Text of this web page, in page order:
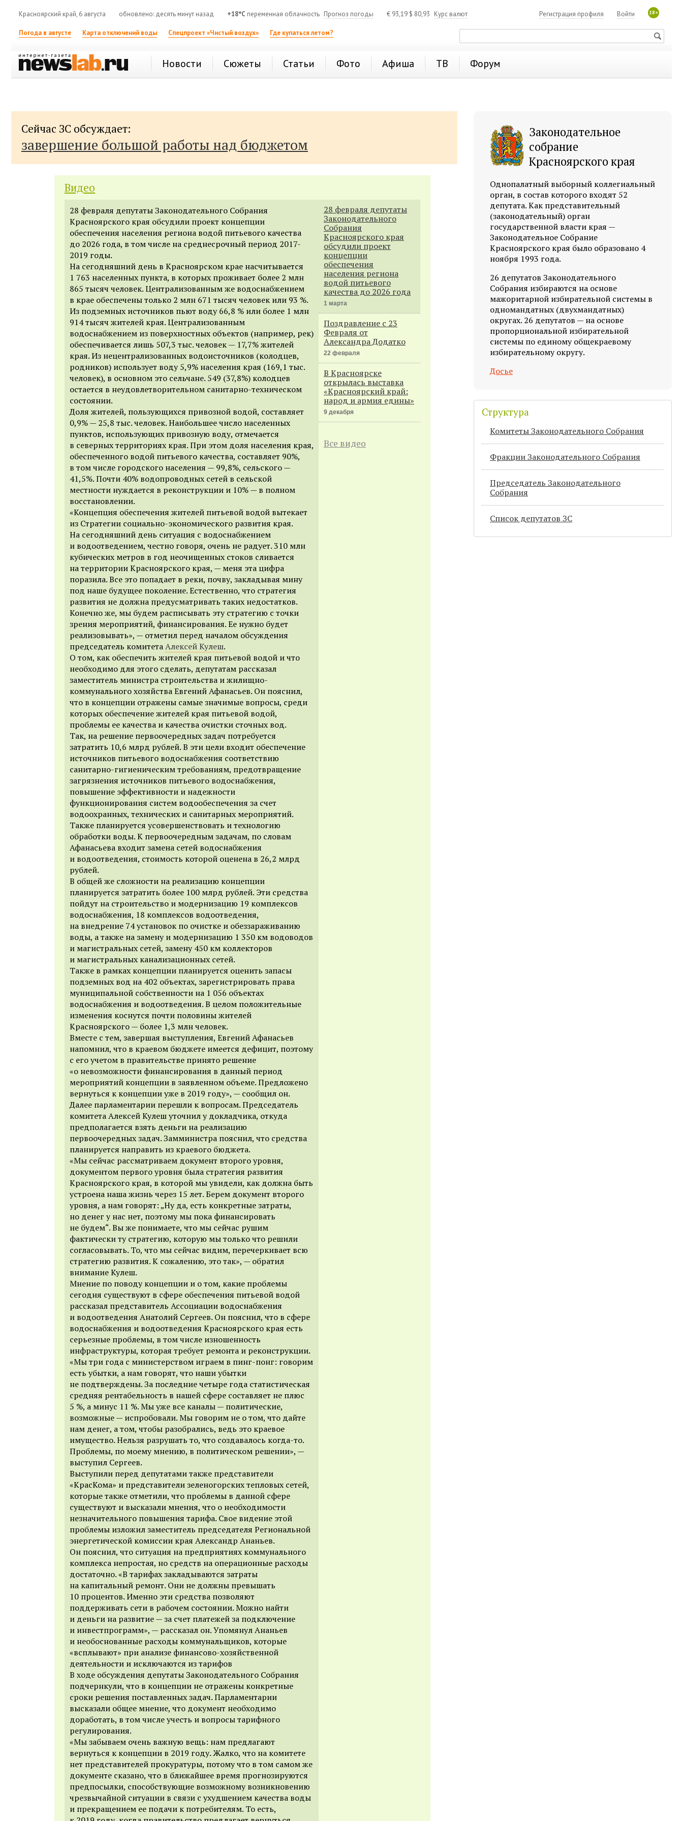
Красноярский край, 6 августа обновлено: десять минут назад +18°C переменная облачность Прогноз погоды € 93,19 $ 80,93 Курс валют 18+
Войти
Регистрация профиля
Погода в августе Карта отключений воды Спецпроект «Чистый воздух» Где купаться летом?
Новости Сюжеты Статьи Фото Афиша ТВ Форум
Сейчас ЗС обсуждает:
завершение большой работы над бюджетом
Видео
28 февраля депутаты Законодательного Собрания
Красноярского края обсудили проект концепции
обеспечения населения региона водой питьевого качества
до 2026 года, в том числе на среднесрочный период 2017-
2019 годы.
На сегодняшний день в Красноярском крае насчитывается
1 763 населенных пункта, в которых проживает более 2 млн
865 тысяч человек. Централизованным же водоснабжением
в крае обеспечены только 2 млн 671 тысяч человек или 93 %.
Из подземных источников пьют воду 66,8 % или более 1 млн
914 тысяч жителей края. Централизованным
водоснабжением из поверхностных объектов (например, рек)
обеспечивается лишь 507,3 тыс. человек — 17,7% жителей
края. Из нецентрализованных водоисточников (колодцев,
родников) использует воду 5,9% населения края (169,1 тыс.
человек), в основном это сельчане. 549 (37,8%) колодцев
остается в неудовлетворительном санитарно-техническом
состоянии.
Доля жителей, пользующихся привозной водой, составляет
0,9% — 25,8 тыс. человек. Наибольшее число населенных
пунктов, использующих привозную воду, отмечается
в северных территориях края. При этом доля населения края,
обеспеченного водой питьевого качества, составляет 90%,
в том числе городского населения — 99,8%, сельского —
41,5%. Почти 40% водопроводных сетей в сельской
местности нуждается в реконструкции и 10% — в полном
восстановлении.
«Концепция обеспечения жителей питьевой водой вытекает
из Стратегии социально-экономического развития края.
На сегодняшний день ситуация с водоснабжением
и водоотведением, честно говоря, очень не радует. 310 млн
кубических метров в год неочищенных стоков сливается
на территории Красноярского края, — меня эта цифра
поразила. Все это попадает в реки, почву, закладывая мину
под наше будущее поколение. Естественно, что стратегия
развития не должна предусматривать таких недостатков.
Конечно же, мы будем расписывать эту стратегию с точки
зрения мероприятий, финансирования. Ее нужно будет
реализовывать», — отметил перед началом обсуждения
председатель комитетаАлексей Кулеш.
О том, как обеспечить жителей края питьевой водой и что
необходимо для этого сделать, депутатам рассказал
заместитель министра строительства и жилищно-
коммунального хозяйства Евгений Афанасьев. Он пояснил,
что в концепции отражены самые значимые вопросы, среди
которых обеспечение жителей края питьевой водой,
проблемы ее качества и качества очистки сточных вод.
Так, на решение первоочередных задач потребуется
затратить 10,6 млрд рублей. В эти цели входит обеспечение
источников питьевого водоснабжения соответствию
санитарно-гигиеническим требованиям, предотвращение
загрязнения источников питьевого водоснабжения,
повышение эффективности и надежности
функционирования систем водообеспечения за счет
водоохранных, технических и санитарных мероприятий.
Также планируется усовершенствовать и технологию
обработки воды. К первоочередным задачам, по словам
Афанасьева входит замена сетей водоснабжения
и водоотведения, стоимость которой оценена в 26,2 млрд
рублей.
В общей же сложности на реализацию концепции
планируется затратить более 100 млрд рублей. Эти средства
пойдут на строительство и модернизацию 19 комплексов
водоснабжения, 18 комплексов водоотведения,
на внедрение 74 установок по очистке и обеззараживанию
воды, а также на замену и модернизацию 1 350 км водоводов
и магистральных сетей, замену 450 км коллекторов
и магистральных канализационных сетей.
Также в рамках концепции планируется оценить запасы
подземных вод на 402 объектах, зарегистрировать права
муниципальной собственности на 1 056 объектах
водоснабжения и водоотведения. В целом положительные
изменения коснутся почти половины жителей
Красноярского — более 1,3 млн человек.
Вместе с тем, завершая выступления, Евгений Афанасьев
напомнил, что в краевом бюджете имеется дефицит, поэтому
с его учетом в правительстве принято решение
«о невозможности финансирования в данный период
мероприятий концепции в заявленном объеме. Предложено
вернуться к концепции уже в 2019 году», — сообщил он.
Далее парламентарии перешли к вопросам. Председатель
комитета Алексей Кулеш уточнил у докладчика, откуда
предполагается взять деньги на реализацию
первоочередных задач. Замминистра пояснил, что средства
планируется направить из краевого бюджета.
«Мы сейчас рассматриваем документ второго уровня,
документом первого уровня была стратегия развития
Красноярского края, в которой мы увидели, как должна быть
устроена наша жизнь через 15 лет. Берем документ второго
уровня, а нам говорят: „Ну да, есть конкретные затраты,
но денег у нас нет, поэтому мы пока финансировать
не будем“. Вы же понимаете, что мы сейчас рушим
фактически ту стратегию, которую мы только что решили
согласовывать. То, что мы сейчас видим, перечеркивает всю
стратегию развития. К сожалению, это так», — обратил
внимание Кулеш.
Мнение по поводу концепции и о том, какие проблемы
сегодня существуют в сфере обеспечения питьевой водой
рассказал представитель Ассоциации водоснабжения
и водоотведения Анатолий Сергеев. Он пояснил, что в сфере
водоснабжения и водоотведения Красноярского края есть
серьезные проблемы, в том числе изношенность
инфраструктуры, которая требует ремонта и реконструкции.
«Мы три года с министерством играем в пинг-понг: говорим
есть убытки, а нам говорят, что наши убытки
не подтверждены. За последние четыре года статистическая
средняя рентабельность в нашей сфере составляет не плюс
5 %, а минус 11 %. Мы уже все каналы — политические,
возможные — испробовали. Мы говорим не о том, что дайте
нам денег, а том, чтобы разобрались, ведь это краевое
имущество. Нельзя разрушать то, что создавалось когда-то.
Проблемы, по моему мнению, в политическом решении», —
выступил Сергеев.
Выступили перед депутатами также представители
«КрасКома» и представители зеленогорских тепловых сетей,
которые также отметили, что проблемы в данной сфере
существуют и высказали мнения, что о необходимости
незначительного повышения тарифа. Свое видение этой
проблемы изложил заместитель председателя Региональной
энергетической комиссии края Александр Ананьев.
Он пояснил, что ситуация на предприятиях коммунального
комплекса непростая, но средств на операционные расходы
достаточно. «В тарифах закладываются затраты
на капитальный ремонт. Они не должны превышать
10 процентов. Именно эти средства позволяют
поддерживать сети в рабочем состоянии. Можно найти
и деньги на развитие — за счет платежей за подключение
и инвестпрограмм», — рассказал он. Упомянул Ананьев
и необоснованные расходы коммунальщиков, которые
«всплывают» при анализе финансово-хозяйственной
деятельности и исключаются из тарифов
В ходе обсуждения депутаты Законодательного Собрания
подчернкули, что в концепции не отражены конкретные
сроки решения поставленных задач. Парламентарии
высказали общее мнение, что документ необходимо
доработать, в том числе учесть и вопросы тарифного
регулирования.
«Мы забываем очень важную вещь: нам предлагают
вернуться к концепции в 2019 году. Жалко, что на комитете
нет представителей прокуратуры, потому что в том самом же
документе сказано, что в ближайшее время прогнозируются
предпосылки, способствующие возможному возникновению
чрезвычайной ситуации в связи с ухудшением качества воды
и прекращением ее подачи к потребителям. То есть,
28 февраля депутаты
Законодательного
Собрания
Красноярского края
обсудили проект
концепции
обеспечения
населения региона
водой питьевого
качества до 2026 года
1 марта
Поздравление с 23
Февраля от
Александра Додатко
22 февраля
В Красноярске
открылась выставка
«Красноярский край:
народ и армия едины»
9 декабря
Все видео
Законодательное
собрание
Красноярского края
Однопалатный выборный коллегиальный
орган, в состав которого входят 52
депутата. Как представительный
(законодательный) орган
государственной власти края —
Законодательное Собрание
Красноярского края было образовано 4
ноября 1993 года.
26 депутатов Законодательного
Собрания избираются на основе
мажоритарной избирательной системы в
одномандатных (двухмандатных)
округах. 26 депутатов — на основе
пропорциональной избирательной
системы по единому общекраевому
избирательному округу.
Досье
Структура
Комитеты Законодательного Собрания
Фракции Законодательного Собрания
Председатель Законодательного
Cобрания
Список депутатов ЗС